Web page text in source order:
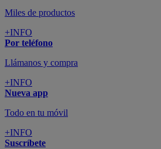
Miles de productos
+INFO
Por teléfono
Llámanos y compra
+INFO
Nueva app
Todo en tu móvil
+INFO
Suscríbete